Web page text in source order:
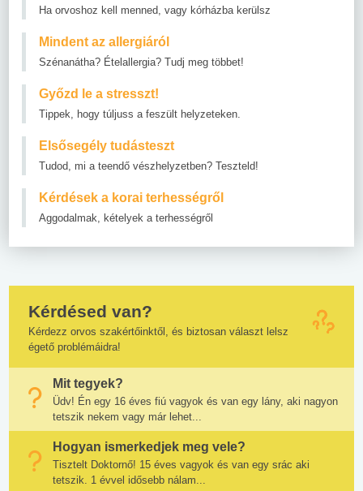
Ha orvoshoz kell menned, vagy kórházba kerülsz
Mindent az allergiáról
Szénanátha? Ételallergia? Tudj meg többet!
Győzd le a stresszt!
Tippek, hogy túljuss a feszült helyzeteken.
Elsősegély tudásteszt
Tudod, mi a teendő vészhelyzetben? Teszteld!
Kérdések a korai terhességről
Aggodalmak, kételyek a terhességről
Kérdésed van?
Kérdezz orvos szakértőinktől, és biztosan választ lelsz
égető problémáidra!
Mit tegyek?
Üdv! Én egy 16 éves fiú vagyok és van egy lány, aki nagyon
tetszik nekem vagy már lehet...
Hogyan ismerkedjek meg vele?
Tisztelt Doktornő! 15 éves vagyok és van egy srác aki
tetszik. 1 évvel idősebb nálam...